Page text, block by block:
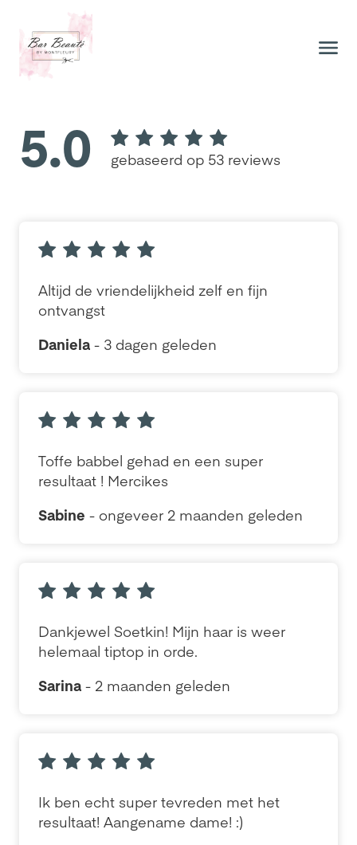
5.0 gebaseerd op 53 reviews
Altijd de vriendelijkheid zelf en fijn
ontvangst
Daniela - 3 dagen geleden
Toffe babbel gehad en een super
resultaat ! Mercikes
Sabine - ongeveer 2 maanden geleden
Dankjewel Soetkin! Mijn haar is weer
helemaal tiptop in orde.
Sarina - 2 maanden geleden
Ik ben echt super tevreden met het
resultaat! Aangename dame! :)